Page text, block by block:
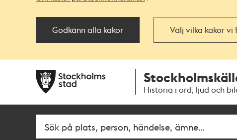
Godkänn alla kakor Välj vilka kakor vi
navigationen
huvudinnehållet
Historia i ord, ljud och
Fritextsök